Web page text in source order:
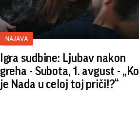
NAJAVA
Igra sudbine: Ljubav nakon
greha - Subota, 1. avgust - „Ko
je Nada u celoj toj priči!?“